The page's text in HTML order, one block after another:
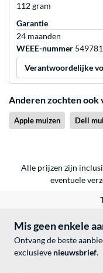
112 gram
Garantie
24 maanden
WEEE-nummer
Verantwoordelijke
Anderen zochten ook
Apple muizen Dell
Alle prijzen zijn
eventuele
Mis geen enkele
Ontvang de beste
exclusieve nieuwsbrief.